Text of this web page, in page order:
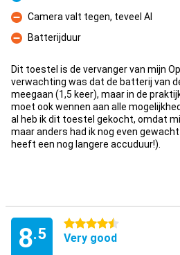
Pro
Con
Camera valt tegen, teveel AI
Con
Batterijduur
Dit toestel is de vervanger van mijn
verwachting was dat de batterij van
meegaan (1,5 keer), maar in de
moet ook wennen aan alle
al heb ik dit toestel gekocht, omdat
maar anders had ik nog even
heeft een nog langere accuduur!).
8.5
4.5 stars
Very good